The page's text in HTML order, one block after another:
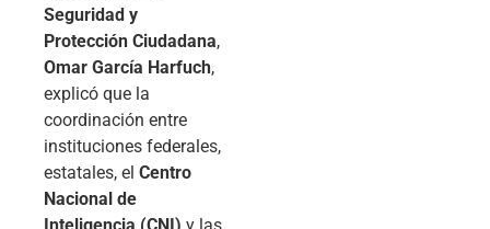
Seguridad y
Protección Ciudadana,
Omar García Harfuch,
explicó que la
coordinación entre
instituciones federales,
estatales, el Centro
Nacional de
Inteligencia (CNI) y las